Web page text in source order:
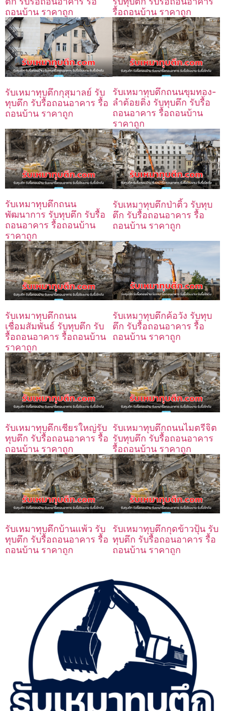
ถอนบ้าน ราคาถูก
รื้อถอนบ้าน ราคาถูก
รับเหมาทุบตึกกุสุมาลย์ รับ
ทุบตึก รับรื้อถอนอาคาร รื้อ
ถอนบ้าน ราคาถูก
รับเหมาทุบตึกถนนขุมทอง-
ลำต้อยติ่ง รับทุบตึก รับรื้อ
ถอนอาคาร รื้อถอนบ้าน
ราคาถูก
รับเหมาทุบตึกถนน
พัฒนาการ รับทุบตึก รับรื้อ
ถอนอาคาร รื้อถอนบ้าน
ราคาถูก
รับเหมาทุบตึกป่าติ้ว รับทุบ
ตึก รับรื้อถอนอาคาร รื้อ
ถอนบ้าน ราคาถูก
รับเหมาทุบตึกถนน
เชื่อมสัมพันธ์ รับทุบตึก รับ
รื้อถอนอาคาร รื้อถอนบ้าน
ราคาถูก
รับเหมาทุบตึกค้อวัง รับทุบ
ตึก รับรื้อถอนอาคาร รื้อ
ถอนบ้าน ราคาถูก
รับเหมาทุบตึกเชียรใหญ่รับ
ทุบตึก รับรื้อถอนอาคาร รื้อ
ถอนบ้าน ราคาถูก
รับเหมาทุบตึกถนนไมตรีจิต
รับทุบตึก รับรื้อถอนอาคาร
รื้อถอนบ้าน ราคาถูก
รับเหมาทุบตึกบ้านแพ้ว รับ
ทุบตึก รับรื้อถอนอาคาร รื้อ
ถอนบ้าน ราคาถูก
รับเหมาทุบตึกกุดข้าวปุ้น รับ
ทุบตึก รับรื้อถอนอาคาร รื้อ
ถอนบ้าน ราคาถูก